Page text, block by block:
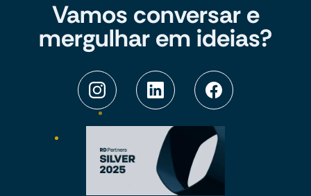
Vamos conversar e
mergulhar em ideias?